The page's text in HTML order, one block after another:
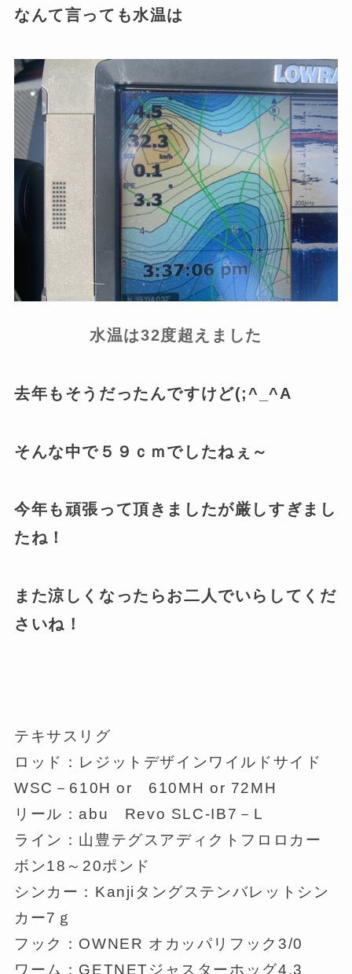
なんて言っても水温は
水温は32度超えました
去年もそうだったんですけど(;^_^A
そんな中で５９ｃｍでしたねぇ～
今年も頑張って頂きましたが厳しすぎまし
たね！
また涼しくなったらお二人でいらしてくだ
さいね！
テキサスリグ
ロッド：レジットデザインワイルドサイド
WSC－610H or 610MH or 72MH
リール：abu Revo SLC-IB7－L
ライン：山豊テグスアディクトフロロカー
ボン18～20ポンド
シンカー：Kanjiタングステンバレットシン
カー7ｇ
フック：OWNER オカッパリフック3/0
ワーム：GETNETジャスターホッグ4.3